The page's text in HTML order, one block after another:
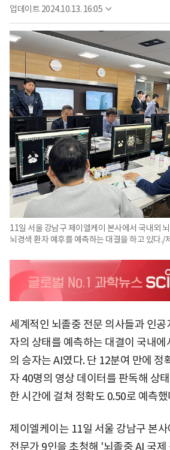
업데이트 2024.10.13. 16:05
11일 서울 강남구 제이엘케이 본사에서 국내외
뇌경색 환자 예후를 예측하는 대결을 하고 있다./
세계적인 뇌졸중 전문 의사들과 인
자의 상태를 예측하는 대결이 국내에
의 승자는 AI였다. 단 12분여 만에 정
자 40명의 영상 데이터를 판독해 상
한 시간에 걸쳐 정확도 0.50로 예측했
제이엘케이는 11일 서울 강남구 본
전문가 9인을 초청해 '뇌졸중 AI 국